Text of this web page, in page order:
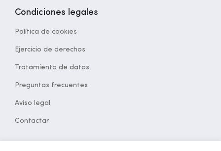
Condiciones legales
Política de cookies
Ejercicio de derechos
Tratamiento de datos
Preguntas frecuentes
Aviso legal
Contactar